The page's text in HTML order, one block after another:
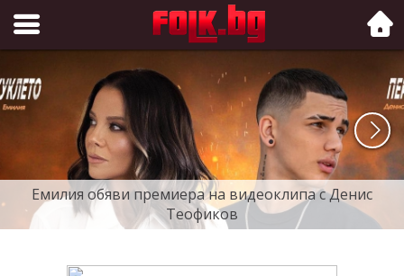
Folk.bg
Емилия обяви премиера на видеоклипа с Денис
Теофиков